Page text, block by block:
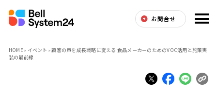
お問合せ
HOME イベント
顧客の声を成長戦略に変える 食品メーカーのためのVOC活用と施策実
装の最前線